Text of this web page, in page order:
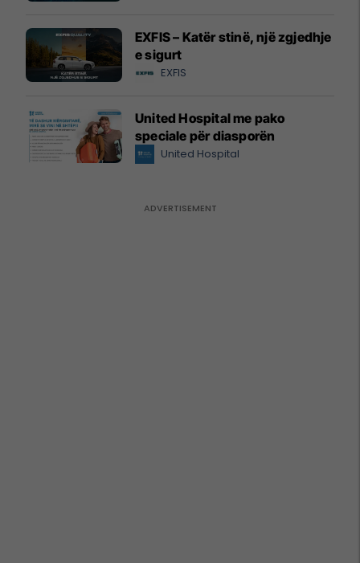
EXFIS – Katër stinë, një zgjedhje
e sigurt
EXFIS
United Hospital me pako
speciale për diasporën
United Hospital